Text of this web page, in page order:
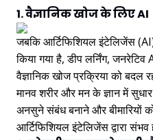
1. वैज्ञानिक खोज के लिए AI
जबकि आर्टिफिशियल इंटेलिजेंस
किया गया है, डीप लर्निंग,
वैज्ञानिक खोज प्रक्रिया को बदल
मानव शरीर और मन के ज्ञान में
अनसुने संबंध बनाने और बीमारियों
आर्टिफिशियल इंटेलिजेंस द्वारा संभव